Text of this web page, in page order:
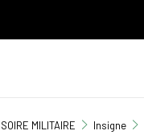
MILITAIRE Insigne